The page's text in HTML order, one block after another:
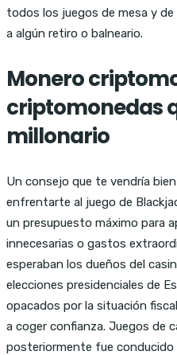
todos los juegos de mesa y
a algún retiro o balneario.
Monero
criptomonedas
millonario
Un consejo que te vendría
enfrentarte al juego de
un presupuesto máximo para
innecesarias o gastos
esperaban los dueños del
elecciones presidenciales de
opacados por la situación
a coger confianza. Juegos de
posteriormente fue conducido